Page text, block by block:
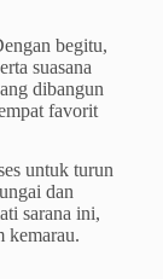
begitu,
suasana
dibangun
favorit
untuk turun
dan
sarana ini,
kemarau.